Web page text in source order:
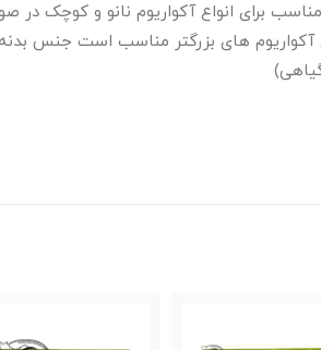
برای انواع آکواریوم نانو و کوچک در
آکواریوم های بزرگتر مناسب است جنس بدنه